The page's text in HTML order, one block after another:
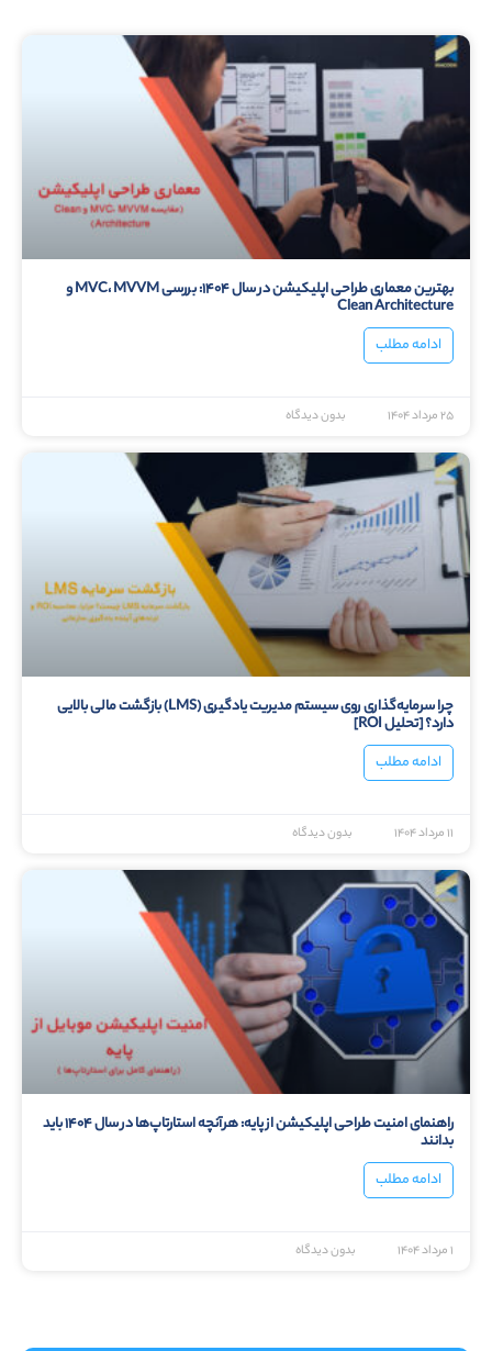
بهترین معماری طراحی اپلیکیشن در سال ۱۴۰۴: بررسی MVC، MVVM و
Clean Architecture
ادامه مطلب
۲۵ مرداد ۱۴۰۴ بدون دیدگاه
چرا سرمایه‌گذاری روی سیستم مدیریت یادگیری (LMS) بازگشت مالی بالایی
دارد؟ [تحلیل ROI]
ادامه مطلب
۱۱ مرداد ۱۴۰۴ بدون دیدگاه
راهنمای امنیت طراحی اپلیکیشن از پایه: هرآنچه استارتاپ‌ها در سال ۱۴۰۴ باید
بدانند
ادامه مطلب
۱ مرداد ۱۴۰۴ بدون دیدگاه